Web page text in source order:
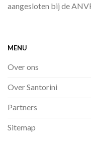
aangesloten bij de
MENU
Over ons
Over Santorini
Partners
Sitemap